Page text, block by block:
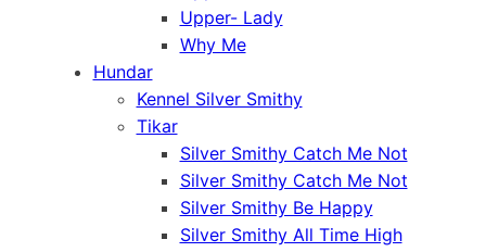
Upper- Lady
Why Me
Hundar
Kennel Silver Smithy
Tikar
Silver Smithy Catch Me Not
Silver Smithy Catch Me Not
Silver Smithy Be Happy
Silver Smithy All Time High